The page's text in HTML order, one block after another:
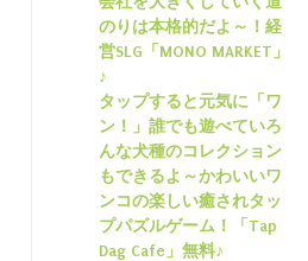
のりは本格的だよ～！経
営SLG「MONO MARKET」
♪
タップすると元気に「ワ
ン！」誰でも遊べていろ
んな犬種のコレクション
もできるよ～かわいいワ
ンコの楽しい癒されタッ
プパズルゲーム！「Tap
Dag Cafe」無料♪